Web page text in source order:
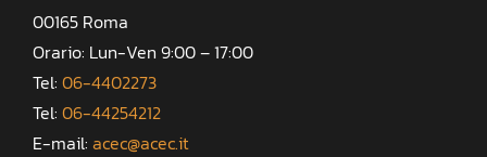
00165 Roma
Orario: Lun-Ven 9:00 – 17:00
Tel: 06-4402273
Tel: 06-44254212
E-mail: acec@acec.it